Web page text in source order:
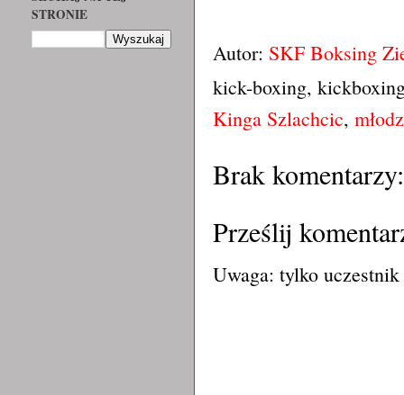
Autor: SKF Boksing
kick-boxing,
Kinga Szlachcic,
Brak komentarzy:
Prześlij
Uwaga: tylko uczestnik
STRONIE